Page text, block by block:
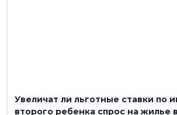
Увеличат ли льготные ставки по
второго ребенка спрос на жилье в